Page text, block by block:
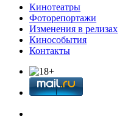
Кинотеатры
Фоторепортажи
Изменения в релизах
Кинособытия
Контакты